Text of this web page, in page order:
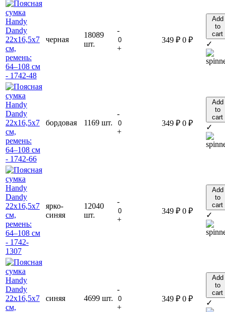
черная
18089
шт.
-
+
349 ₽ 0 ₽
Add
to
cart
✓
бордовая 1169 шт.
-
+
349 ₽ 0 ₽
Add
to
cart
✓
ярко-
синяя
12040
шт.
-
+
349 ₽ 0 ₽
Add
to
cart
✓
синяя 4699 шт.
-
+
349 ₽ 0 ₽
Add
to
cart
✓